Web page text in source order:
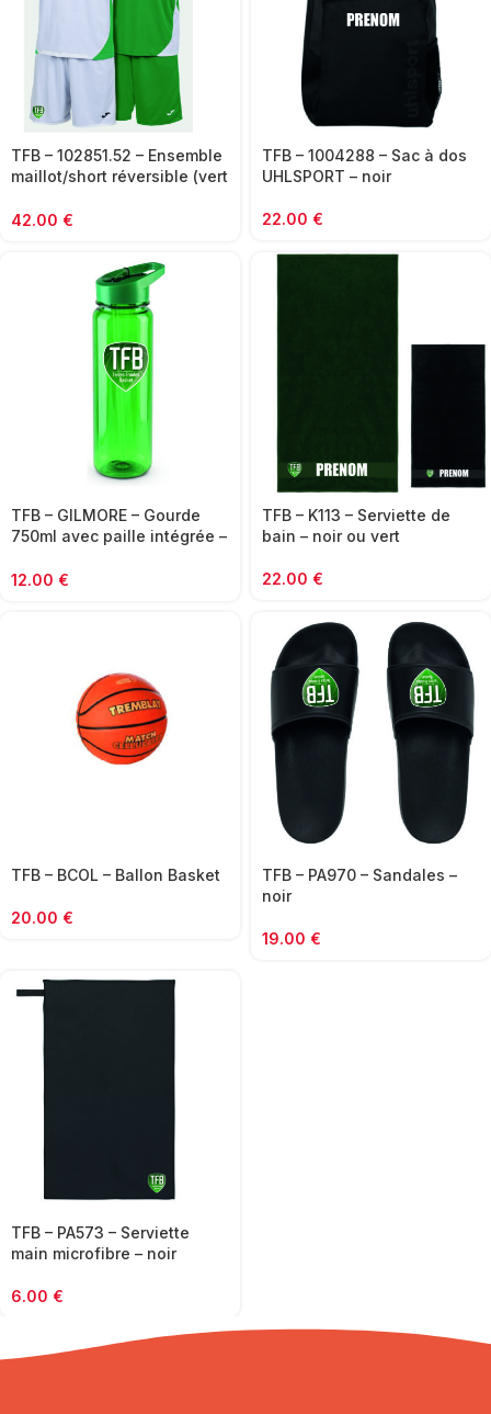
TFB – 102851.52 – Ensemble
maillot/short réversible (vert
42.00 €
TFB – 1004288 – Sac à dos
UHLSPORT – noir
22.00 €
TFB – GILMORE – Gourde
750ml avec paille intégrée –
12.00 €
TFB – K113 – Serviette de
bain – noir ou vert
22.00 €
TFB – BCOL – Ballon Basket
20.00 €
TFB – PA970 – Sandales –
noir
19.00 €
TFB – PA573 – Serviette
main microfibre – noir
6.00 €